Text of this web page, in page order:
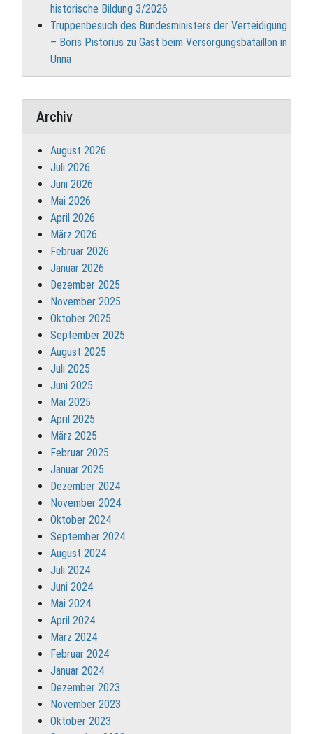
historische Bildung 3/2026
Truppenbesuch des Bundesministers der Verteidigung
– Boris Pistorius zu Gast beim Versorgungsbataillon in
Unna
Archiv
August 2026
Juli 2026
Juni 2026
Mai 2026
April 2026
März 2026
Februar 2026
Januar 2026
Dezember 2025
November 2025
Oktober 2025
September 2025
August 2025
Juli 2025
Juni 2025
Mai 2025
April 2025
März 2025
Februar 2025
Januar 2025
Dezember 2024
November 2024
Oktober 2024
September 2024
August 2024
Juli 2024
Juni 2024
Mai 2024
April 2024
März 2024
Februar 2024
Januar 2024
Dezember 2023
November 2023
Oktober 2023